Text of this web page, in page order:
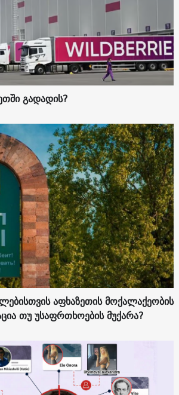
გადადის?
აფხაზეთის მოქალაქეობის
თუ უსაფრთხოების მუქარა?